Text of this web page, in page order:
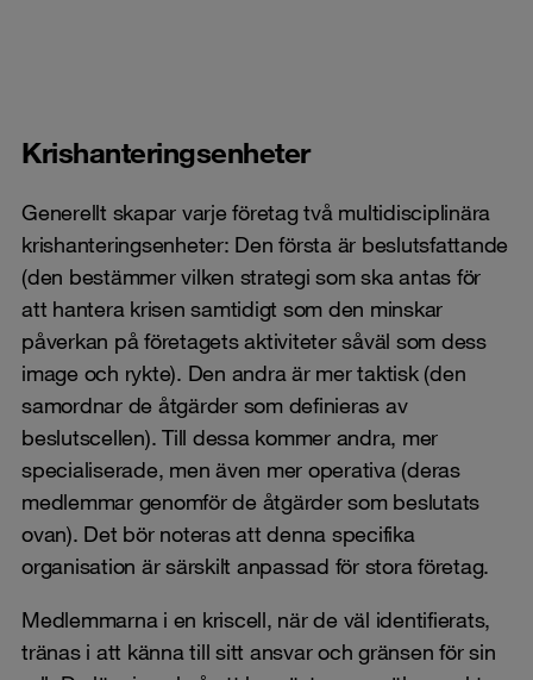
Krishanteringsenheter
Generellt skapar varje företag två multidisciplinära
krishanteringsenheter: Den första är beslutsfattande
(den bestämmer vilken strategi som ska antas för
att hantera krisen samtidigt som den minskar
påverkan på företagets aktiviteter såväl som dess
image och rykte). Den andra är mer taktisk (den
samordnar de åtgärder som definieras av
beslutscellen). Till dessa kommer andra, mer
specialiserade, men även mer operativa (deras
medlemmar genomför de åtgärder som beslutats
ovan). Det bör noteras att denna specifika
organisation är särskilt anpassad för stora företag.
Medlemmarna i en kriscell, när de väl identifierats,
tränas i att känna till sitt ansvar och gränsen för sin